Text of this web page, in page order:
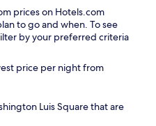
prices on Hotels.com
to go and when. To see
by your preferred criteria
price per night from
Luis Square that are